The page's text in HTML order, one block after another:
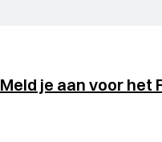
Meld je aan voor het